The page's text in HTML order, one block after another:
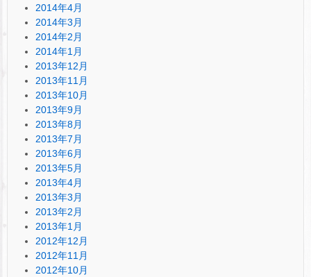
2014年4月
2014年3月
2014年2月
2014年1月
2013年12月
2013年11月
2013年10月
2013年9月
2013年8月
2013年7月
2013年6月
2013年5月
2013年4月
2013年3月
2013年2月
2013年1月
2012年12月
2012年11月
2012年10月